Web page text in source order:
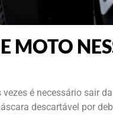
MOTO
é necessário sair
descartável por